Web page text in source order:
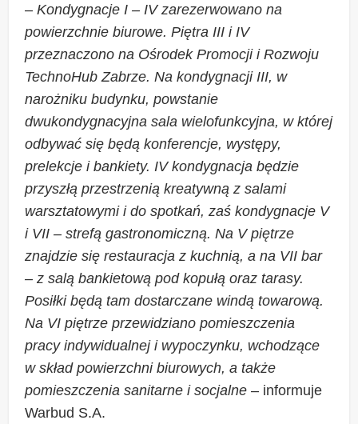
–Kondygnacje I – IV zarezerwowano na
powierzchnie biurowe. Piętra III i IV
przeznaczono na Ośrodek Promocji i Rozwoju
TechnoHub Zabrze. Na kondygnacji III, w
narożniku budynku, powstanie
dwukondygnacyjna sala wielofunkcyjna, w której
odbywać się będą konferencje, występy,
prelekcje i bankiety. IV kondygnacja będzie
przyszłą przestrzenią kreatywną z salami
warsztatowymi i do spotkań, zaś kondygnacje V
i VII – strefą gastronomiczną. Na V piętrze
znajdzie się restauracja z kuchnią, a na VII bar
– z salą bankietową pod kopułą oraz tarasy.
Posiłki będą tam dostarczane windą towarową.
Na VI piętrze przewidziano pomieszczenia
pracy indywidualnej i wypoczynku, wchodzące
w skład powierzchni biurowych, a także
pomieszczenia sanitarne i socjalne – informuje
Warbud S.A.